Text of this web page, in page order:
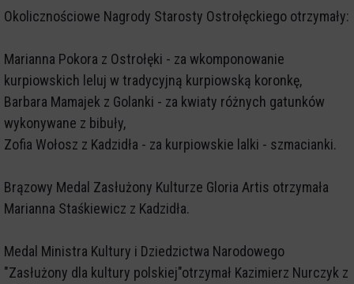
Okolicznościowe Nagrody Starosty Ostrołęckiego otrzymały:
Marianna Pokora z Ostrołęki - za wkomponowanie
kurpiowskich leluj w tradycyjną kurpiowską koronkę,
Barbara Mamajek z Golanki - za kwiaty różnych gatunków
wykonywane z bibuły,
Zofia Wołosz z Kadzidła - za kurpiowskie lalki - szmacianki.
Brązowy Medal Zasłużony Kulturze Gloria Artis otrzymała
Marianna Staśkiewicz z Kadzidła.
Medal Ministra Kultury i Dziedzictwa Narodowego
"Zasłużony dla kultury polskiej"otrzymał Kazimierz Nurczyk z